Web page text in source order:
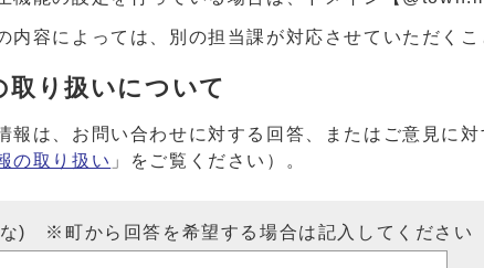
内容によっては、別の担当課が対応させていただくこ
取り扱いについて
報は、お問い合わせに対する回答、またはご意見に
の取り扱い 」をご覧ください）。
) ※町から回答を希望する場合は記入してください